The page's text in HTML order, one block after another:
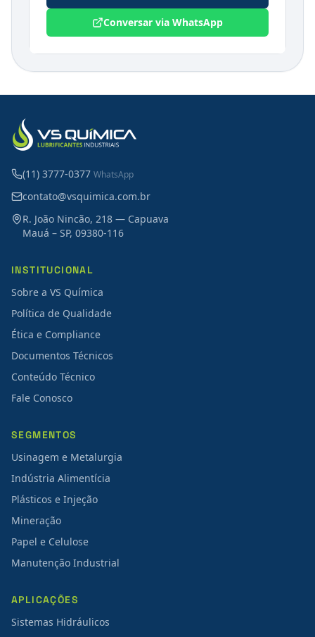
Conversar via WhatsApp
(11) 3777-0377 WhatsApp
contato@vsquimica.com.br
R. João Nincão, 218 — Capuava
Mauá – SP, 09380-116
INSTITUCIONAL
Sobre a VS Química
Política de Qualidade
Ética e Compliance
Documentos Técnicos
Conteúdo Técnico
Fale Conosco
SEGMENTOS
Usinagem e Metalurgia
Indústria Alimentícia
Plásticos e Injeção
Mineração
Papel e Celulose
Manutenção Industrial
APLICAÇÕES
Sistemas Hidráulicos